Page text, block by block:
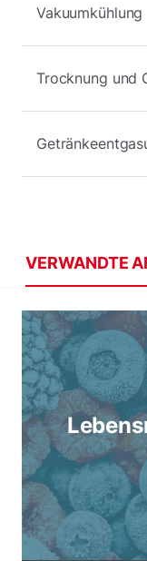
Vakuumkühlung
Trocknung und
VERWANDTE